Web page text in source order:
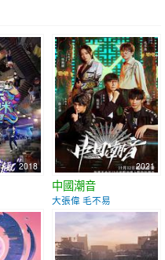
2018 2021
中國潮音
大張偉 毛不易